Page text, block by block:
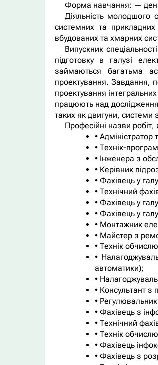
Форма навчання: —
Діяльність молодшого
системних та прикладних
вбудованих та хмарних
Випускник
підготовку в галузі
займаються багатьма
проектування. Завдання,
проектування
працюють над
таких як двигуни, системи
Професійні назви
•
• Технік-
• Інженера з
• Керівник
• Фахівець у
• Технічний
• Фахівець у
• Фахівець у
• Монтажник
• Майстер з
• Технік
•
автоматики);
•
• Консультант з
•
• Фахівець з
• Технічний
• Технік
• Фахівець
• Фахівець з